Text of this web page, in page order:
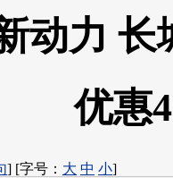
动力 长
优惠
] [字号： 大 中 小]